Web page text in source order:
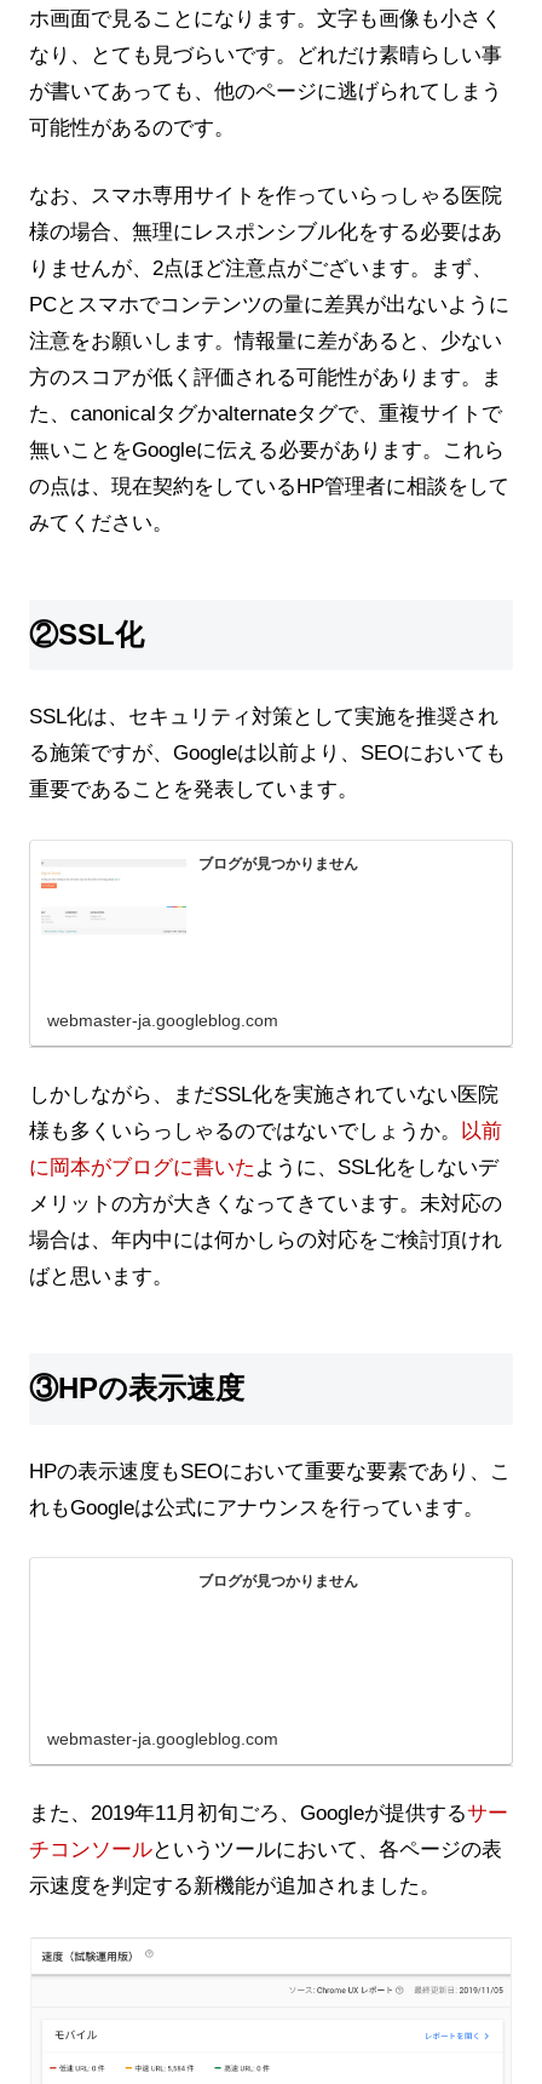
ホ画面で見ることになります。文字も画像も小さく
なり、とても見づらいです。どれだけ素晴らしい事
が書いてあっても、他のページに逃げられてしまう
可能性があるのです。
なお、スマホ専用サイトを作っていらっしゃる医院
様の場合、無理にレスポンシブル化をする必要はあ
りませんが、2点ほど注意点がございます。まず、
PCとスマホでコンテンツの量に差異が出ないように
注意をお願いします。情報量に差があると、少ない
方のスコアが低く評価される可能性があります。ま
た、canonicalタグかalternateタグで、重複サイトで
無いことをGoogleに伝える必要があります。これら
の点は、現在契約をしているHP管理者に相談をして
みてください。
②SSL化
SSL化は、セキュリティ対策として実施を推奨され
る施策ですが、Googleは以前より、SEOにおいても
重要であることを発表しています。
ブログが見つかりません
webmaster-ja.googleblog.com
しかしながら、まだSSL化を実施されていない医院
様も多くいらっしゃるのではないでしょうか。 以前
に岡本がブログに書いた ように、SSL化をしないデ
メリットの方が大きくなってきています。未対応の
場合は、年内中には何かしらの対応をご検討頂けれ
ばと思います。
③HPの表示速度
HPの表示速度もSEOにおいて重要な要素であり、こ
れもGoogleは公式にアナウンスを行っています。
ブログが見つかりません
webmaster-ja.googleblog.com
また、2019年11月初旬ごろ、Googleが提供するサー
チコンソールというツールにおいて、各ページの表
示速度を判定する新機能が追加されました。